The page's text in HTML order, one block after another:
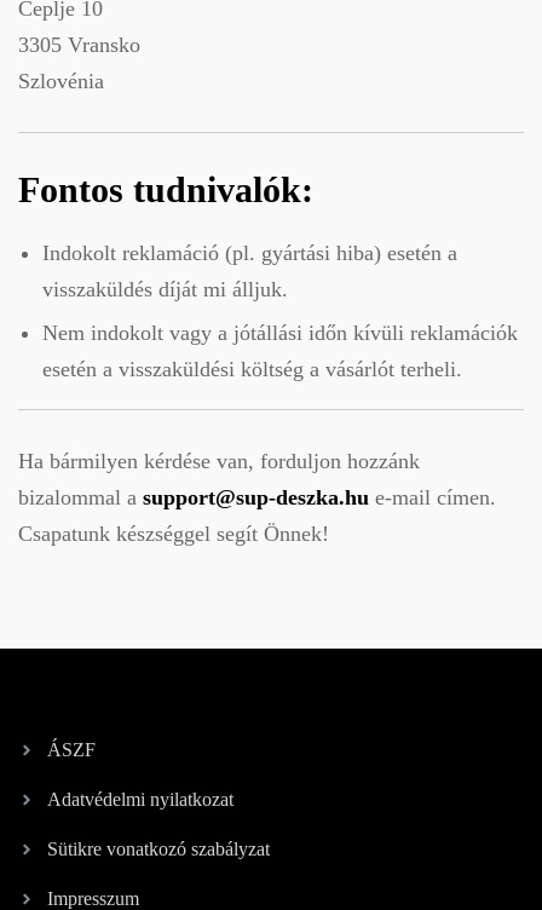
Čeplje 10
3305 Vransko
Szlovénia
Fontos tudnivalók:
Indokolt reklamáció (pl. gyártási hiba) esetén a
visszaküldés díját mi álljuk.
Nem indokolt vagy a jótállási időn kívüli reklamációk
esetén a visszaküldési költség a vásárlót terheli.
Ha bármilyen kérdése van, forduljon hozzánk
bizalommal a support@sup-deszka.hu e-mail címen.
Csapatunk készséggel segít Önnek!
ÁSZF
Adatvédelmi nyilatkozat
Sütikre vonatkozó szabályzat
Impresszum